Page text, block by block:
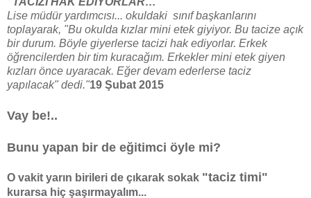
Lise müdür yardımcısı... okuldaki sınıf başkanlarını
toplayarak, "Bu okulda kızlar mini etek giyiyor. Bu tacize açık
bir durum. Böyle giyerlerse tacizi hak ediyorlar. Erkek
öğrencilerden bir tim kuracağım. Erkekler mini etek giyen
kızları önce uyaracak. Eğer devam ederlerse taciz
yapılacak" dedi."19 Şubat 2015
Vay be!..
Bunu yapan bir de eğitimci öyle mi?
O vakit yarın birileri de çıkarak sokak "taciz timi"
kurarsa hiç şaşırmayalım...